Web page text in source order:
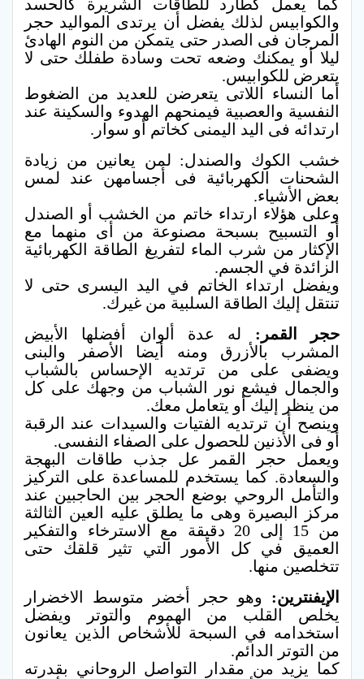
كما يعمل كطارد للطاقات الشريرة كالحسد
والكوابيس لذلك يفضل أن يرتدى المواليد حجر
المرجان فى الصدر حتى يتمكن من النوم الهادئ
ليلا أو يمكنك وضعه تحت وسادة طفلك حتى لا
يتعرض للكوابيس.
أما النساء اللاتى يتعرضن للعديد من الضغوط
النفسية والعصبية فيمنحهم الهدوء والسكينة عند
ارتدائه فى اليد اليمنى كخاتم أو سوار.
خشب الكوك والصندل: لمن يعانين من زيادة
الشحنات الكهربائية فى أجسامهن عند لمس
بعض الأشياء.
وعلى هؤلاء ارتداء خاتم من الخشب أو الصندل
أو التسبيح بسبحة مصنوعة من أى منهما مع
الإكثار من شرب الماء لتفريغ الطاقة الكهربائية
الزائدة في الجسم.
ويفضل ارتداء الخاتم في اليد اليسرى حتى لا
تنتقل إليك الطاقة السلبية من غيرك.
حجر القمر: له عدة ألوان أفضلها الأبيض
المشرب بالأزرق ومنه أيضا الأصفر والبنى
ويضفى على من ترتديه الإحساس بالشباب
والجمال فيشع نور الشباب من وجهك على كل
من ينظر إليك أو يتعامل معك.
وينصح أن ترتديه الفتيات والسيدات عند الرقبة
أو فى الأذنين للحصول على الصفاء النفسى.
ويعمل حجر القمر عل جذب طاقات البهجة
والسعادة. كما يستخدم للمساعدة على التركيز
والتأمل الروحي بوضع الحجر بين الحاجبين عند
مركز البصيرة وهى ما يطلق عليه العين الثالثة
من 15 إلى 20 دقيقة مع الاسترخاء والتفكير
العميق في كل الأمور التي تثير قلقك حتى
تتخلصين منها.
الإيفنترين: وهو حجر أخضر متوسط الاخضرار
يخلص القلب من الهموم والتوتر ويفضل
استخدامه في السبحة للأشخاص الذين يعانون
من التوتر الدائم.
كما يزيد من مقدار التواصل الروحاني بقدرته